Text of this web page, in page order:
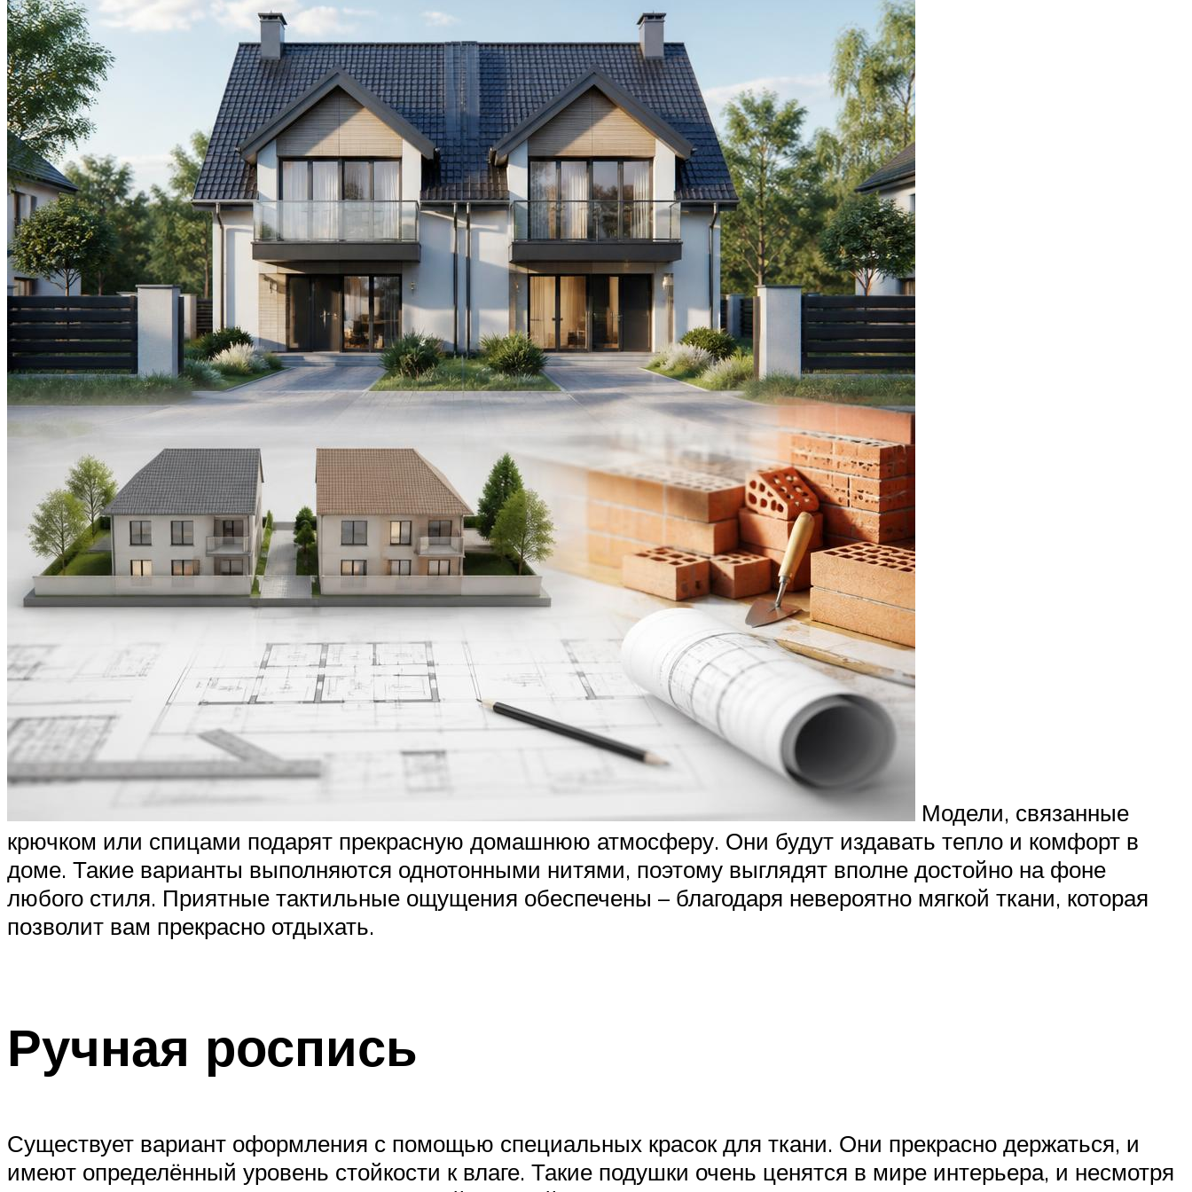
Модели, связанные
крючком или спицами подарят прекрасную домашнюю атмосферу. Они будут издавать тепло и комфорт в
доме. Такие варианты выполняются однотонными нитями, поэтому выглядят вполне достойно на фоне
любого стиля. Приятные тактильные ощущения обеспечены – благодаря невероятно мягкой ткани, которая
позволит вам прекрасно отдыхать.
Ручная роспись
Существует вариант оформления с помощью специальных красок для ткани. Они прекрасно держаться, и
имеют определённый уровень стойкости к влаге. Такие подушки очень ценятся в мире интерьера, и несмотря